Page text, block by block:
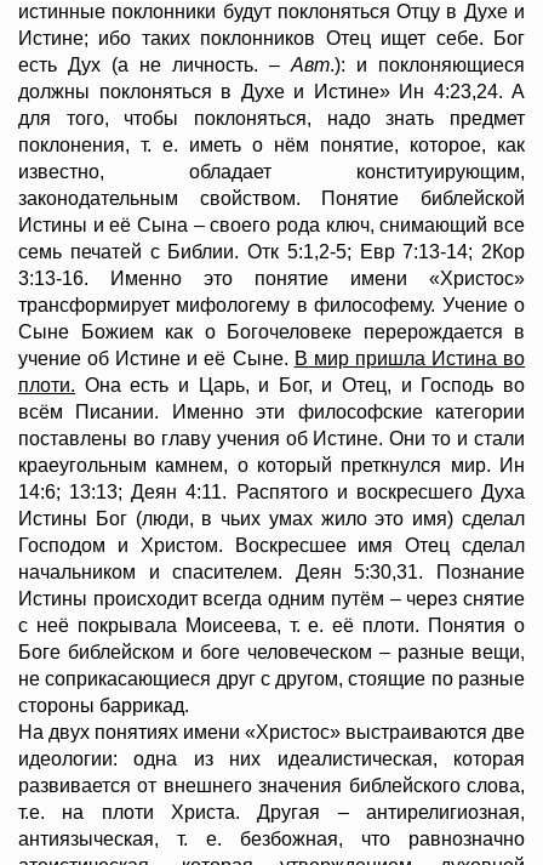
истинные поклонники будут поклоняться Отцу в Духе и
Истине; ибо таких поклонников Отец ищет себе. Бог
есть Дух (а не личность. – Авт.): и поклоняющиеся
должны поклоняться в Духе и Истине» Ин 4:23,24. А
для того, чтобы поклоняться, надо знать предмет
поклонения, т. е. иметь о нём понятие, которое, как
известно, обладает конституирующим,
законодательным свойством. Понятие библейской
Истины и её Сына – своего рода ключ, снимающий все
семь печатей с Библии. Отк 5:1,2-5; Евр 7:13-14; 2Кор
3:13-16. Именно это понятие имени «Христос»
трансформирует мифологему в философему. Учение о
Сыне Божием как о Богочеловеке перерождается в
учение об Истине и её Сыне. В мир пришла Истина во
плоти. Она есть и Царь, и Бог, и Отец, и Господь во
всём Писании. Именно эти философские категории
поставлены во главу учения об Истине. Они то и стали
краеугольным камнем, о который преткнулся мир. Ин
14:6; 13:13; Деян 4:11. Распятого и воскресшего Духа
Истины Бог (люди, в чьих умах жило это имя) сделал
Господом и Христом. Воскресшее имя Отец сделал
начальником и спасителем. Деян 5:30,31. Познание
Истины происходит всегда одним путём – через снятие
с неё покрывала Моисеева, т. е. её плоти. Понятия о
Боге библейском и боге человеческом – разные вещи,
не соприкасающиеся друг с другом, стоящие по разные
стороны баррикад.
На двух понятиях имени «Христос» выстраиваются две
идеологии: одна из них идеалистическая, которая
развивается от внешнего значения библейского слова,
т.е. на плоти Христа. Другая – антирелигиозная,
антиязыческая, т. е. безбожная, что равнозначно